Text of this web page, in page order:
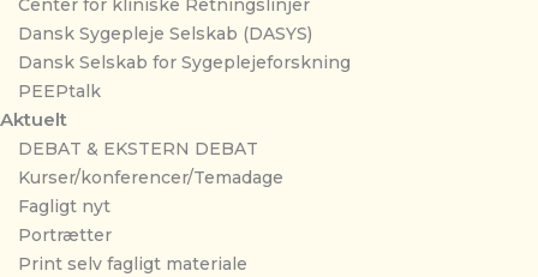
Center for kliniske Retningslinjer
Dansk Sygepleje Selskab (DASYS)
Dansk Selskab for Sygeplejeforskning
PEEPtalk
Aktuelt
DEBAT & EKSTERN DEBAT
Kurser/konferencer/Temadage
Fagligt nyt
Portrætter
Print selv fagligt materiale